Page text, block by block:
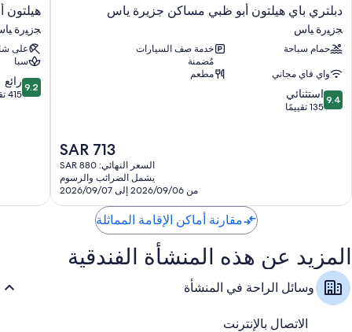
دبلتري
هيلتون
أبو
مساكن
جزيرة
ياس
دبلتري باي هيلتون أبو ظبي مساكن جزيرة ياس
ﺠﺯﻴﺭﺓ ﻴﺎﺱ
حمام سباحة
خدمة صف السيارات
مُضمنة
واي فاي مجاني
مطعم
9.4
من
9.4 استثنائي
135 تقييمًا
السعر
الحالي
هو
SAR
713
SAR 713
السعر النهائي: SAR 880
يشمل الضرائب والرسوم
من 2026/09/06 إلى 2026/09/07
هيلتون
ظبي
جزيرة
ياس
ﺠﺯﻴﺭﺓ
ﻴﺎﺱ
هيلتون
ﺠﺯﻴﺭﺓ
على
سبا
9.2
من
9.2 رائع
415 تقييمًا
مقارنة أماكن الإقامة المماثلة
المزيد عن هذه المنشأة الفندقية
وسائل الراحة في المنشأة
الاتصال بالإنترنت